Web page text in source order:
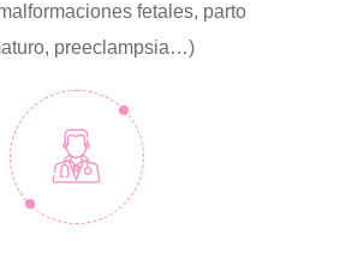
fetales, parto
preeclampsia…)